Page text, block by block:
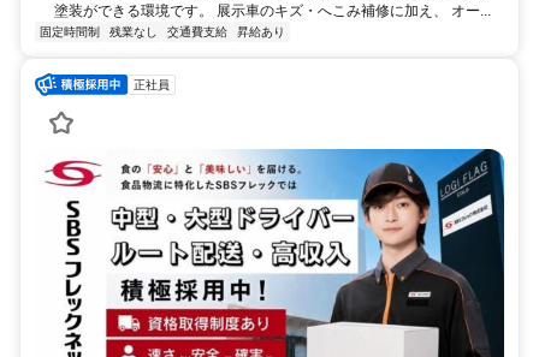
塗装ができる環境です。 展示車のキズ・へこみ補修に加え、 オー...
固定時間制 残業なし 交通費支給 昇給あり
正社員